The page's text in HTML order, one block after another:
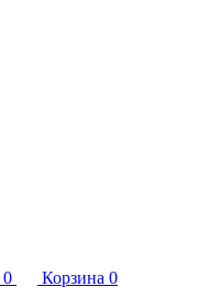
0 Корзина 0